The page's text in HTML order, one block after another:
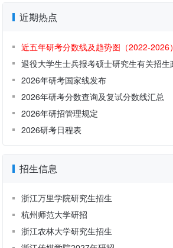
近期热点
近五年研考分数线及趋势图（2022-2026）
2026年研考国家线发布
2026年研考分数查询及复试分数线汇总
2026年研招管理规定
2026研考日程表
招生信息